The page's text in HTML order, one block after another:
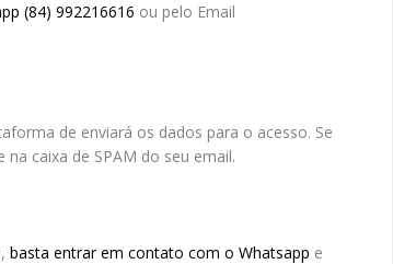
(84) 992216616 ou pelo Email
de enviará os dados para o acesso. Se
caixa de SPAM do seu email.
basta entrar em contato com o Whatsapp e